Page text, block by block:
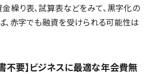
繰り表、試算表などをみて、黒字化の
赤字でも融資を受けられる可能性は
不要】ビジネスに最適な年会費無